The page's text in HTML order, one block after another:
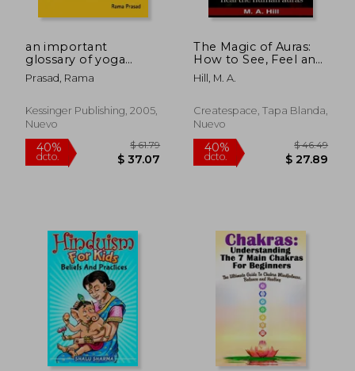
$ 57.47 $
an important
glossary of yoga
terms (en Inglés)
Prasad, Rama
Kessinger Publishing, 2005,
Nuevo
The Magic of Auras:
How to See, Feel and
Heal the Human
Auras (en Inglés)
Hill, M. A.
Createspace, Tapa Blanda,
Nuevo